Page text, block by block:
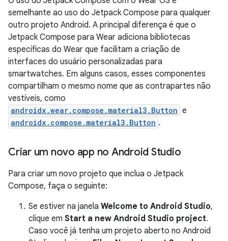
semelhante ao uso do Jetpack Compose para qualquer
outro projeto Android. A principal diferença é que o
Jetpack Compose para Wear adiciona bibliotecas
específicas do Wear que facilitam a criação de
interfaces do usuário personalizadas para
smartwatches. Em alguns casos, esses componentes
compartilham o mesmo nome que as contrapartes não
vestíveis, como
androidx.wear.compose.material3.Button e
androidx.compose.material3.Button .
Criar um novo app no Android Studio
Para criar um novo projeto que inclua o Jetpack
Compose, faça o seguinte:
Se estiver na janela Welcome to Android Studio,
clique em Start a new Android Studio project.
Caso você já tenha um projeto aberto no Android